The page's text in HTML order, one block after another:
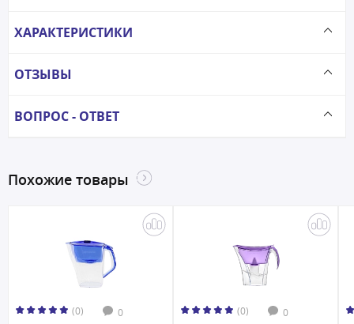
ХАРАКТЕРИСТИКИ
ОТЗЫВЫ
ВОПРОС - ОТВЕТ
Похожие товары
(0) 0 (0) 0